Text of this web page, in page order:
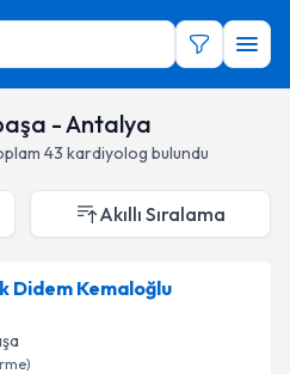
- Antalya
43 kardiyolog bulundu
Akıllı Sıralama
Didem Kemaloğlu